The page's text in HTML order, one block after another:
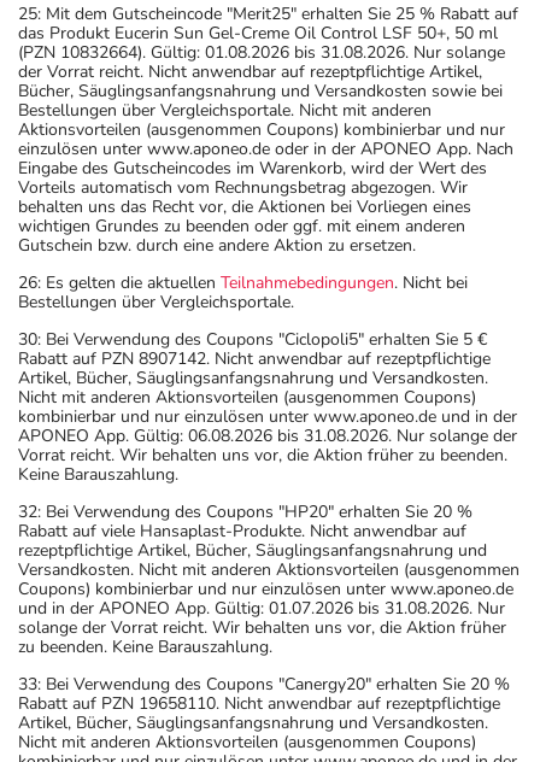
25: Mit dem Gutscheincode "Merit25" erhalten Sie 25 % Rabatt auf
das Produkt Eucerin Sun Gel-Creme Oil Control LSF 50+, 50 ml
(PZN 10832664). Gültig: 01.08.2026 bis 31.08.2026. Nur solange
der Vorrat reicht. Nicht anwendbar auf rezeptpflichtige Artikel,
Bücher, Säuglingsanfangsnahrung und Versandkosten sowie bei
Bestellungen über Vergleichsportale. Nicht mit anderen
Aktionsvorteilen (ausgenommen Coupons) kombinierbar und nur
einzulösen unter www.aponeo.de oder in der APONEO App. Nach
Eingabe des Gutscheincodes im Warenkorb, wird der Wert des
Vorteils automatisch vom Rechnungsbetrag abgezogen. Wir
behalten uns das Recht vor, die Aktionen bei Vorliegen eines
wichtigen Grundes zu beenden oder ggf. mit einem anderen
Gutschein bzw. durch eine andere Aktion zu ersetzen.
26: Es gelten die aktuellen Teilnahmebedingungen. Nicht bei
Bestellungen über Vergleichsportale.
30: Bei Verwendung des Coupons "Ciclopoli5" erhalten Sie 5 €
Rabatt auf PZN 8907142. Nicht anwendbar auf rezeptpflichtige
Artikel, Bücher, Säuglingsanfangsnahrung und Versandkosten.
Nicht mit anderen Aktionsvorteilen (ausgenommen Coupons)
kombinierbar und nur einzulösen unter www.aponeo.de und in der
APONEO App. Gültig: 06.08.2026 bis 31.08.2026. Nur solange der
Vorrat reicht. Wir behalten uns vor, die Aktion früher zu beenden.
Keine Barauszahlung.
32: Bei Verwendung des Coupons "HP20" erhalten Sie 20 %
Rabatt auf viele Hansaplast-Produkte. Nicht anwendbar auf
rezeptpflichtige Artikel, Bücher, Säuglingsanfangsnahrung und
Versandkosten. Nicht mit anderen Aktionsvorteilen (ausgenommen
Coupons) kombinierbar und nur einzulösen unter www.aponeo.de
und in der APONEO App. Gültig: 01.07.2026 bis 31.08.2026. Nur
solange der Vorrat reicht. Wir behalten uns vor, die Aktion früher
zu beenden. Keine Barauszahlung.
33: Bei Verwendung des Coupons "Canergy20" erhalten Sie 20 %
Rabatt auf PZN 19658110. Nicht anwendbar auf rezeptpflichtige
Artikel, Bücher, Säuglingsanfangsnahrung und Versandkosten.
Nicht mit anderen Aktionsvorteilen (ausgenommen Coupons)